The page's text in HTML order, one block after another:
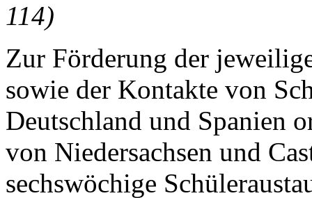
114)
Zur Förderung der
sowie der Kontakte von
Deutschland und Spanien
von Niedersachsen und
sechswöchige